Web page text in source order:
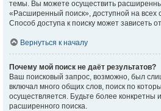
темы. Вы можете осуществить
«Расширенный поиск», доступной на всех
Способ доступа к поиску может зависеть
Вернуться к началу
Почему мой поиск не даёт результатов?
Ваш поисковый запрос, возможно, был
включал много общих слов, поиск по
осуществляется. Будьте более конкретны
расширенного поиска.